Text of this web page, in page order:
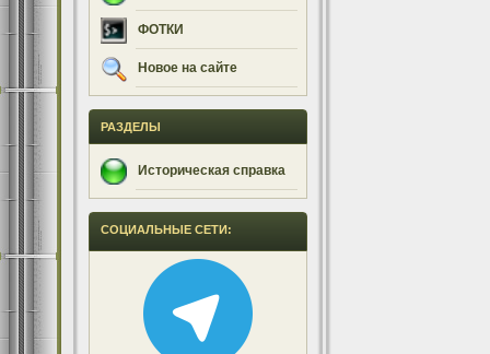
ФОТКИ
Новое на сайте
РАЗДЕЛЫ
Историческая справка
СОЦИАЛЬНЫЕ СЕТИ: